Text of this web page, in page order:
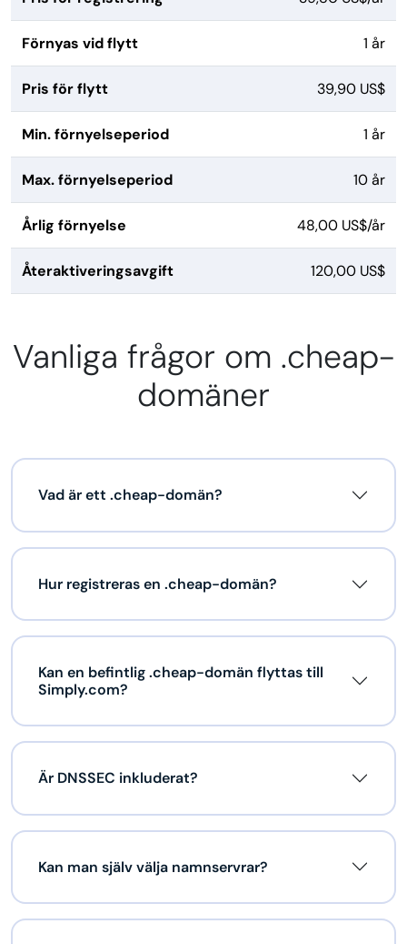
Förnyas vid flytt 1 år
Pris för flytt 39,90 US$
Min. förnyelseperiod 1 år
Max. förnyelseperiod 10 år
Årlig förnyelse 48,00 US$/år
Återaktiveringsavgift 120,00 US$
Vanliga frågor om .cheap-
domäner
Vad är ett .cheap-domän?
Hur registreras en .cheap-domän?
Kan en befintlig .cheap-domän flyttas till
Simply.com?
Är DNSSEC inkluderat?
Kan man själv välja namnservrar?